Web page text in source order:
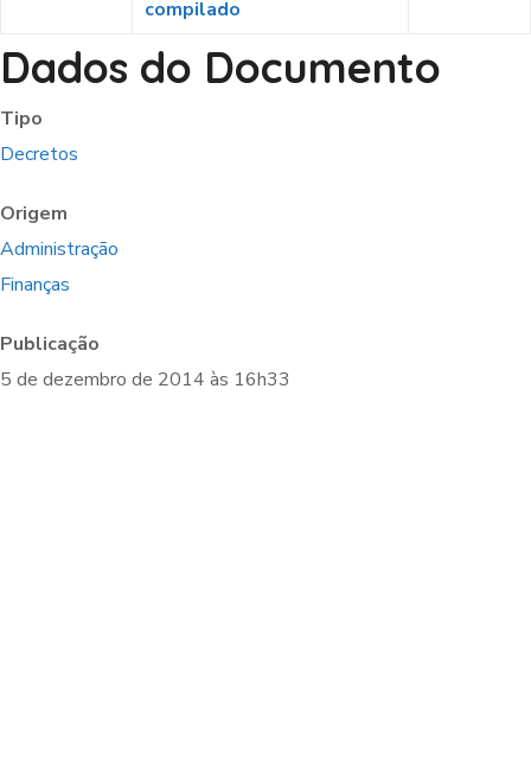
compilado
Dados do Documento
Tipo
Decretos
Origem
Administração
Finanças
Publicação
5 de dezembro de 2014 às 16h33